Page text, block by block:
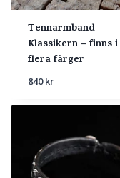
Tennarmband
Klassikern – finns i
flera färger
840kr